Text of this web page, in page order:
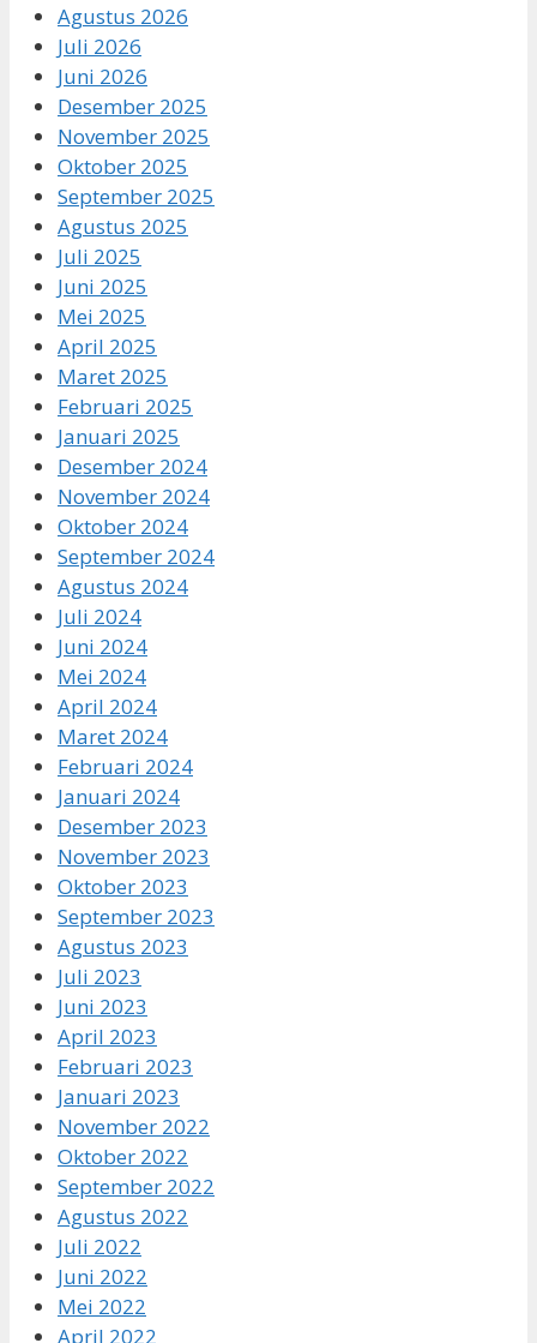
Agustus 2026
Juli 2026
Juni 2026
Desember 2025
November 2025
Oktober 2025
September 2025
Agustus 2025
Juli 2025
Juni 2025
Mei 2025
April 2025
Maret 2025
Februari 2025
Januari 2025
Desember 2024
November 2024
Oktober 2024
September 2024
Agustus 2024
Juli 2024
Juni 2024
Mei 2024
April 2024
Maret 2024
Februari 2024
Januari 2024
Desember 2023
November 2023
Oktober 2023
September 2023
Agustus 2023
Juli 2023
Juni 2023
April 2023
Februari 2023
Januari 2023
November 2022
Oktober 2022
September 2022
Agustus 2022
Juli 2022
Juni 2022
Mei 2022
April 2022